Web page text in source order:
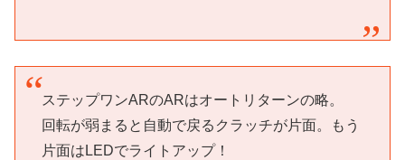
ステップワンARのARはオートリターンの略。
回転が弱まると自動で戻るクラッチが片面。もう
片面はLEDでライトアップ！